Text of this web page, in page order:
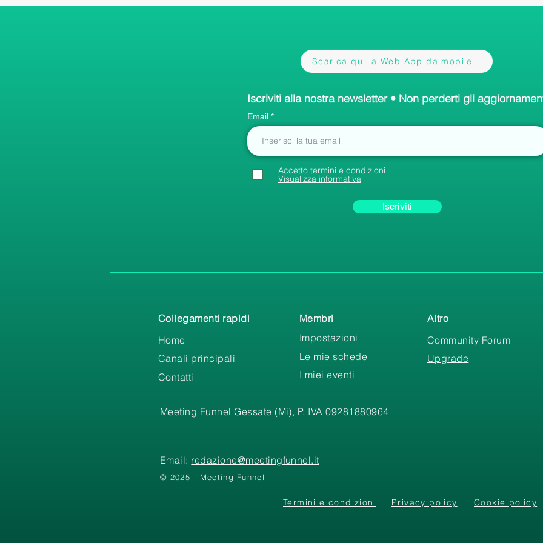
Scarica qui la Web App da mobile
Iscriviti alla nostra newsletter • Non perderti gli
Email
Accetto termini e condizioni
Visualizza informativa
Iscriviti
Collegamenti rapidi
Home
Canali principali
Contatti
Membri
Impostazioni
Le mie schede
I miei eventi
Altro
Community Forum
Upgrade
Meeting Funnel Gessate (Mi), P. IVA 09281880964
Email: redazione@meetingfunnel.it
© 2025 - Meeting Funnel
Termini e condizioni Privacy policy Cookie policy